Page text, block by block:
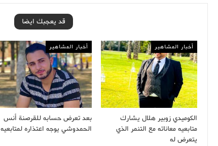
قد يعجبك ايضا
أخبار المشاهير
الكوميدي زوبير هلال يشارك
متابعيه معاناته مع التنمر الذي
يتعرض له
أخبار المشاهير
بعد تعرض حسابه للقرصنة أنس
الحمدوشي يوجه اعتذاره لمتابعيه